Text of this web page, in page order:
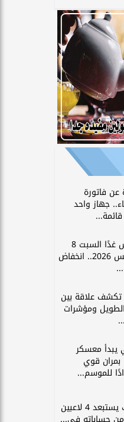
عن فاتورة
جهاز واحد
الطقس غدًا السبت 8
أغسطس 2026.. انخفاض
تكشف علاقة بين
ومؤشرات
يبدأ معسكر
بمران قوي
للموسم...
الزمالك يستبعد 4 لاعبين